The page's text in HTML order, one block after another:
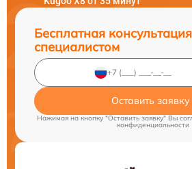
Бесплатная
специалистом
Оставить заявку
Нажимая на кнопку "Оставить заявку" Вы
конфиденциальности